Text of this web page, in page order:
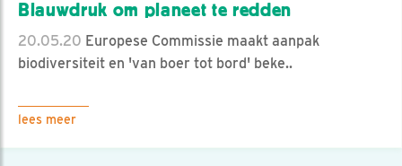
Blauwdruk om planeet te redden
20.05.20 Europese Commissie maakt aanpak
biodiversiteit en 'van boer tot bord' beke..
lees meer